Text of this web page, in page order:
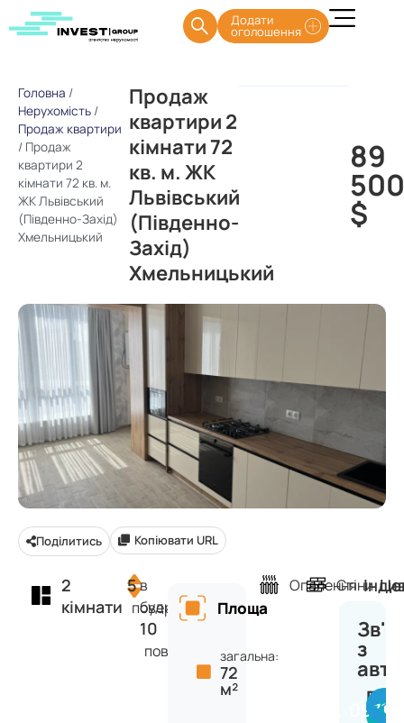
Додати
оголошення
Головна /
Нерухомість /
Продаж квартири
/ Продаж
квартири 2
кімнати 72 кв. м.
ЖК Львівський
(Південно-Захід)
Хмельницький
Продаж
квартири 2
кімнати 72
кв. м. ЖК
Львівський
(Південно-
Захід)
Хмельницький
89
$
Поділитись Копіювати URL
2
кімнати
5
поверх
в
будинку
10
поверхів
Площа
загальна:
72
м²
ОпаленняСтіни
з